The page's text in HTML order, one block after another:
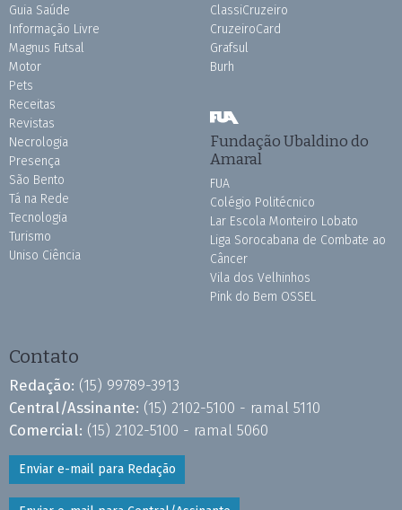
Guia Saúde
Informação Livre
Magnus Futsal
Motor
Pets
Receitas
Revistas
Necrologia
Presença
São Bento
Tá na Rede
Tecnologia
Turismo
Uniso Ciência
ClassiCruzeiro
CruzeiroCard
Grafsul
Burh
Fundação Ubaldino do
Amaral
FUA
Colégio Politécnico
Lar Escola Monteiro Lobato
Liga Sorocabana de Combate ao
Câncer
Vila dos Velhinhos
Pink do Bem OSSEL
Contato
Redação: (15) 99789-3913
Central/Assinante: (15) 2102-5100 - ramal 5110
Comercial: (15) 2102-5100 - ramal 5060
Enviar e-mail para Redação